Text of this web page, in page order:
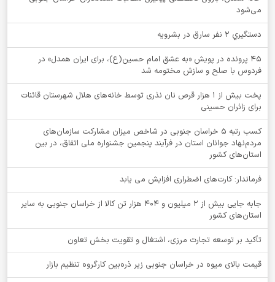
می‌شود
دستگيري 2 نفر سارق در بشرويه
۴۵ پرونده در پویش «به عشق امام حسین(ع)، برای ایران همدل» در
فردوس با صلح و سازش مختومه شد
پخت بیش از 1 هزار قرص نان نذری توسط خانه‌های هلال شهرستان قائنات
برای زائران حسینی
کسب رتبه ۵ خراسان جنوبی در شاخص میزان مشارکت سازمان‌های
مردم‌نهاد جوانان استان در فرآیند پنجمین جشنواره ملی اتفاق، در بین
استان‌های کشور
فرماندار: کارت‌های اضطراری افزایش می یابد
جابه جایی بیش از 2 میلیون و 404 هزار تن کالا از خراسان جنوبی به سایر
استان‌های کشور
تأکید بر توسعه تجارت مرزی، اشتغال و تقویت بخش تعاون
قیمت بالای میوه در خراسان جنوبی زیر ذره‌بین کارگروه تنظیم بازار